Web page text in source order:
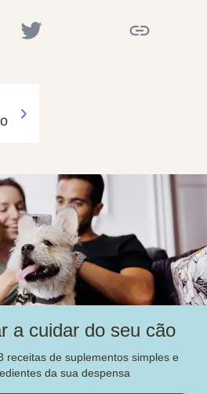
a cuidar do seu cão
receitas de suplementos simples e
da sua despensa